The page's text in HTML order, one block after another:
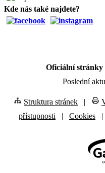
Kde nás také najdete?
Oficiální stránky
Poslední
Struktura stránek |
přístupnosti
| Cookies |